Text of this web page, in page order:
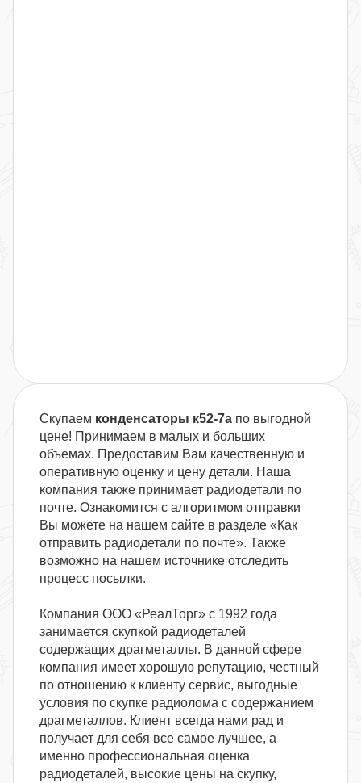
Скупаем конденсаторы к52-7а по выгодной
цене! Принимаем в малых и больших
объемах. Предоставим Вам качественную и
оперативную оценку и цену детали. Наша
компания также принимает радиодетали по
почте. Ознакомится с алгоритмом отправки
Вы можете на нашем сайте в разделе «Как
отправить радиодетали по почте». Также
возможно на нашем источнике отследить
процесс посылки.
Компания ООО «РеалТорг» с 1992 года
занимается скупкой радиодеталей
содержащих драгметаллы. В данной сфере
компания имеет хорошую репутацию, честный
по отношению к клиенту сервис, выгодные
условия по скупке радиолома с содержанием
драгметаллов. Клиент всегда нами рад и
получает для себя все самое лучшее, а
именно профессиональная оценка
радиодеталей, высокие цены на скупку,